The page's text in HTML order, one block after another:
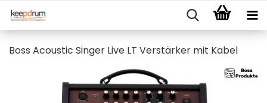
Boss Acoustic Singer Live LT Verstärker mit Kabel